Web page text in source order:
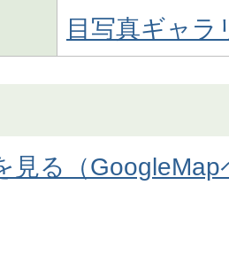
目写真ギャラ
見る（GoogleMap